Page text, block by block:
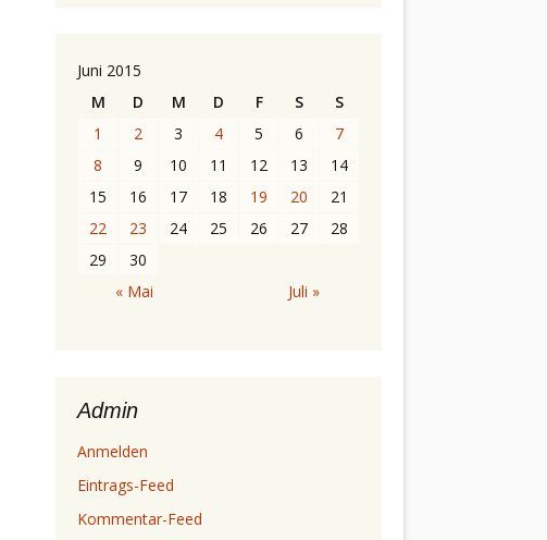
Juni 2015
M
D M D F S
S
1
2 3 4 5 6
7
8
9 10 11 12 13
14
15
16 17 18 19 20
21
22
23 24 25 26 27
28
29
30
« Mai
Juli »
Admin
Anmelden
Eintrags-Feed
Kommentar-Feed